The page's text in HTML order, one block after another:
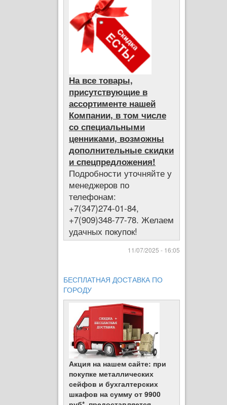
На все товары,
присутствующие в
ассортименте нашей
Компании, в том числе
со специальными
ценниками, возможны
дополнительные скидки
и спецпредложения!
Подробности уточняйте у
менеджеров по
телефонам:
+7(347)274-01-84,
+7(909)348-77-78. Желаем
удачных покупок!
11/07/2025 - 16:05
БЕСПЛАТНАЯ ДОСТАВКА ПО
ГОРОДУ
Акция на нашем сайте: при
покупке металлических
сейфов и бухгалтерских
шкафов на сумму от 9900